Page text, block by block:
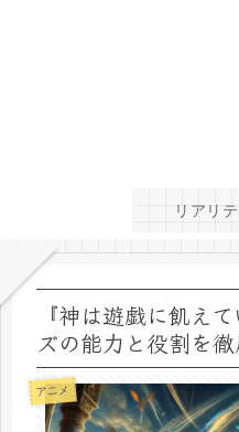
リアリ
『神は遊戯に飢え
ズの能力と役割を徹
アニメ